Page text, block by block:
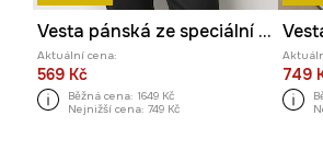
Vesta pánská ze speciální kolekce Eviva L'arte
Aktuální cena:
569 Kč
Běžná cena: 1649 Kč
Nejnižší cena: 749 Kč
749